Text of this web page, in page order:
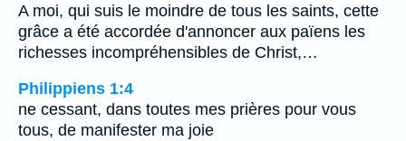
A moi, qui suis le moindre de tous les saints, cette
grâce a été accordée d'annoncer aux païens les
richesses incompréhensibles de Christ,…
Philippiens 1:4
ne cessant, dans toutes mes prières pour vous
tous, de manifester ma joie